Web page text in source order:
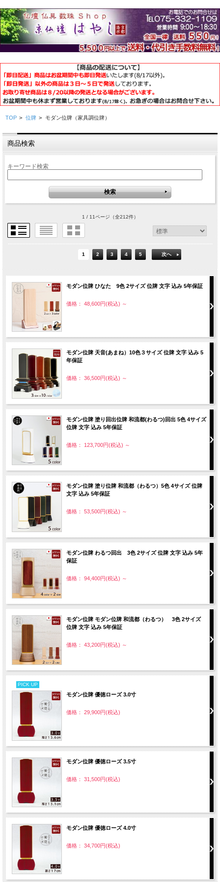
TOP > 位牌 > モダン位牌（家具調位牌）
商品検索
キーワード検索
1 / 11ページ（全212件）
1 2 3 4 5 次へ
モダン位牌 ひなた 9色 2サイズ 位牌 文字 込み 5年保証
価格： 48,600円(税込) ～
モダン位牌 天音(あまね）10色３サイズ 位牌 文字 込み 5
年保証
価格： 36,500円(税込) ～
モダン位牌 塗り回出位牌 和流都(わるつ)回出 5色 4サイズ
位牌 文字 込み 5年保証
価格： 123,700円(税込) ～
モダン位牌 塗り位牌 和流都（わるつ）5色 4サイズ 位牌
文字 込み 5年保証
価格： 53,500円(税込) ～
モダン位牌 わるつ回出 3色 2サイズ 位牌 文字 込み 5年
保証
価格： 94,400円(税込) ～
モダン位牌 モダン位牌 和流都（わるつ） 3色 2サイズ
位牌 文字 込み 5年保証
価格： 43,200円(税込) ～
PICK UP
モダン位牌 優徳ローズ 3.0寸
価格： 29,900円(税込)
モダン位牌 優徳ローズ 3.5寸
価格： 31,500円(税込)
モダン位牌 優徳ローズ 4.0寸
価格： 34,700円(税込)